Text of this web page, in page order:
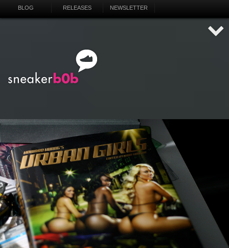
BLOG RELEASES NEWSLETTER